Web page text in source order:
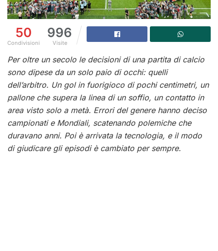
50
Condivisioni
996
Visite
Per oltre un secolo le decisioni di una partita di calcio
sono dipese da un solo paio di occhi: quelli
dell’arbitro. Un gol in fuorigioco di pochi centimetri, un
pallone che supera la linea di un soffio, un contatto in
area visto solo a metà. Errori del genere hanno deciso
campionati e Mondiali, scatenando polemiche che
duravano anni. Poi è arrivata la tecnologia, e il modo
di giudicare gli episodi è cambiato per sempre.